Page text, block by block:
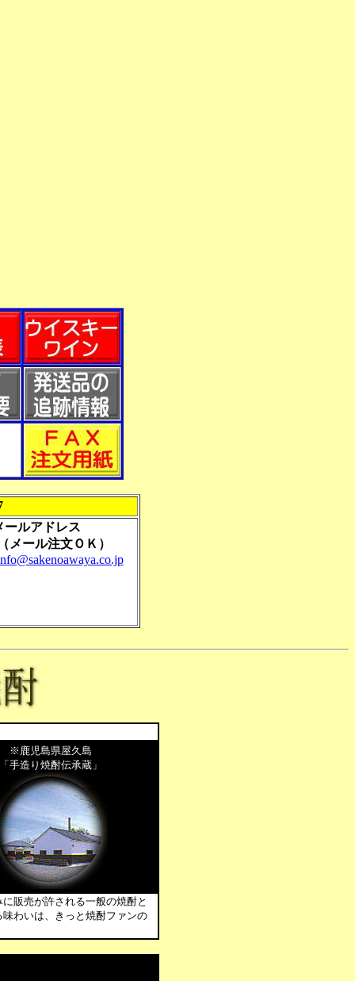
ールアドレス
ール注文ＯＫ）
※鹿児島県屋久島
「手造り焼酎伝承蔵」
販売が許される一般の焼酎と
わいは、きっと焼酎ファンの